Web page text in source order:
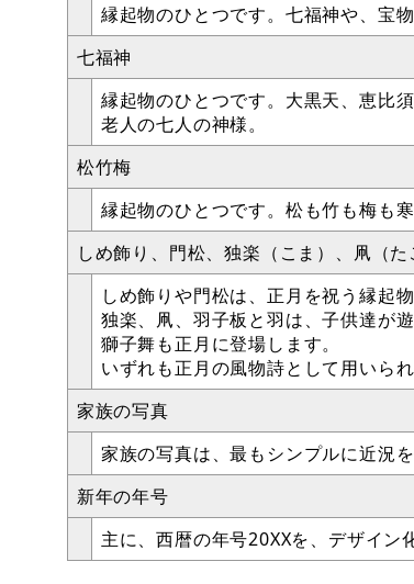
縁起物のひとつです。七福神や、宝
七福神
縁起物のひとつです。大黒天、恵比
老人の七人の神様。
松竹梅
縁起物のひとつです。松も竹も梅も
しめ飾り、門松、独楽（こま）、凧（
しめ飾りや門松は、正月を祝う縁起物
独楽、凧、羽子板と羽は、子供達が遊
獅子舞も正月に登場します。
いずれも正月の風物詩として用いられ
家族の写真
家族の写真は、最もシンプルに近況を
新年の年号
主に、西暦の年号20XXを、デザイン